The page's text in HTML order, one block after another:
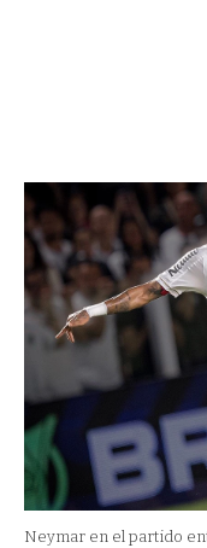
Neymar en el partido